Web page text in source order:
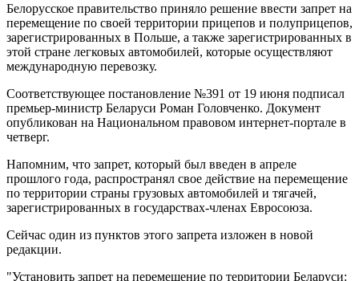
Белорусское правительство приняло решение ввести запрет на
перемещение по своей территории прицепов и полуприцепов,
зарегистрированных в Польше, а также зарегистрированных в
этой стране легковых автомобилей, которые осуществляют
международную перевозку.
Соответствующее постановление №391 от 19 июня подписал
премьер-министр Беларуси Роман Головченко. Документ
опубликован на Национальном правовом интернет-портале в
четверг.
Напомним, что запрет, который был введен в апреле
прошлого года, распространял свое действие на перемещение
по территории страны грузовых автомобилей и тягачей,
зарегистрированных в государствах-членах Евросоюза.
Сейчас один из пунктов этого запрета изложен в новой
редакции.
"Установить запрет на перемещение по территории Беларуси: